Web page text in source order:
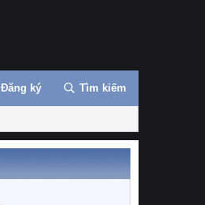
Đăng ký Tìm kiếm